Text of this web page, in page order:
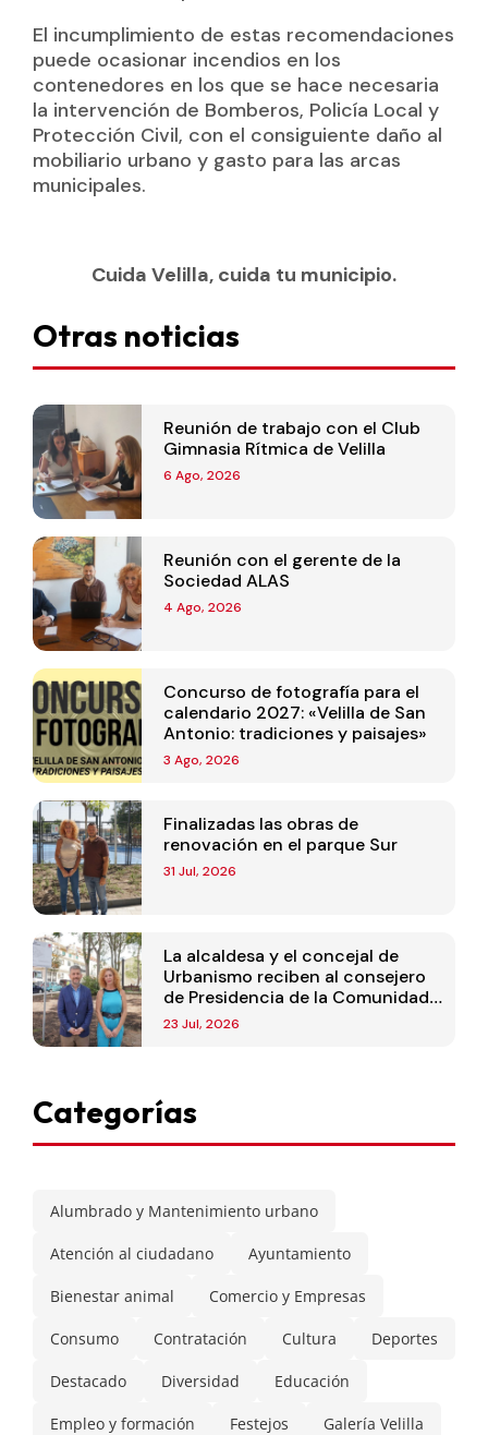
El incumplimiento de estas recomendaciones
puede ocasionar incendios en los
contenedores en los que se hace necesaria
la intervención de Bomberos, Policía Local y
Protección Civil, con el consiguiente daño al
mobiliario urbano y gasto para las arcas
municipales.
Cuida Velilla, cuida tu municipio.
Otras noticias
Reunión de trabajo con el Club
Gimnasia Rítmica de Velilla
6 Ago, 2026
Reunión con el gerente de la
Sociedad ALAS
4 Ago, 2026
Concurso de fotografía para el
calendario 2027: «Velilla de San
Antonio: tradiciones y paisajes»
3 Ago, 2026
Finalizadas las obras de
renovación en el parque Sur
31 Jul, 2026
La alcaldesa y el concejal de
Urbanismo reciben al consejero
de Presidencia de la Comunidad
de Madrid
23 Jul, 2026
Categorías
Alumbrado y Mantenimiento urbano
Atención al ciudadano Ayuntamiento
Bienestar animal Comercio y Empresas
Consumo Contratación Cultura Deportes
Destacado Diversidad Educación
Empleo y formación Festejos Galería Velilla